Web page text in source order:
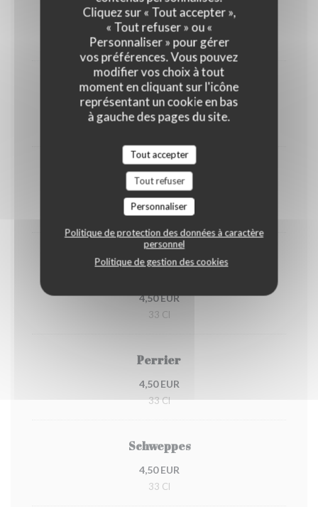
Cliquez sur « Tout accepter »,
« Tout refuser » ou «
Personnaliser » pour gérer
vos préférences. Vous pouvez
modifier vos choix à tout
moment en cliquant sur l'icône
représentant un cookie en bas
à gauche des pages du site.
Tout accepter
Tout refuser
Personnaliser
Politique de protection des données à caractère
personnel
Politique de gestion des cookies
4,50 EUR
33 Cl
Coca-Cola zéro
4,50 EUR
33 Cl
Ice tea
4,50 EUR
33 Cl
Minute Maid
4,50 EUR
33 Cl
Perrier
4,50 EUR
33 Cl
Schweppes
4,50 EUR
33 Cl